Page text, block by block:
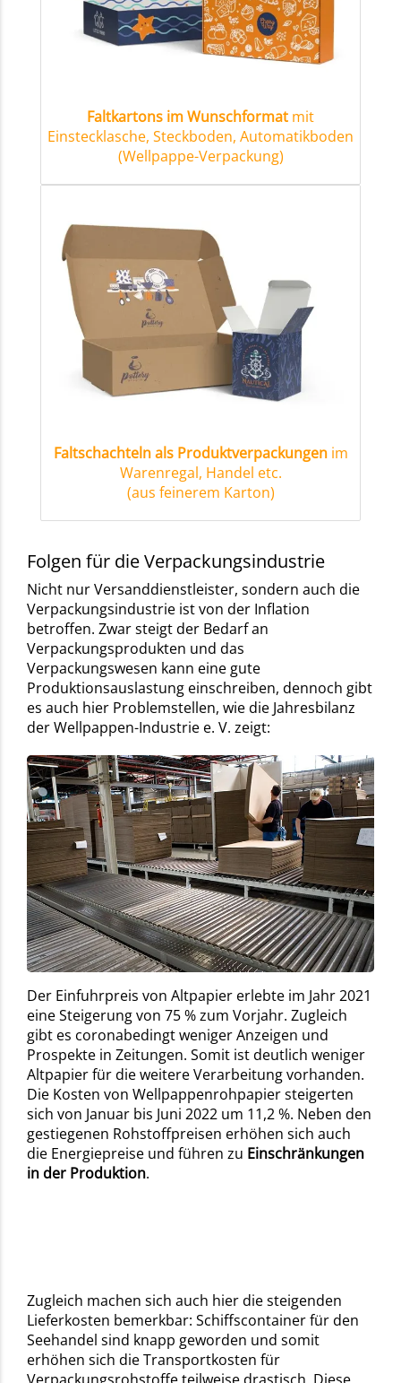
Faltkartons im Wunschformat mit
Einstecklasche, Steckboden, Automatikboden
(Wellpappe-Verpackung)
Faltschachteln als Produktverpackungenim
Warenregal, Handel etc.
(aus feinerem Karton)
Folgen für die Verpackungsindustrie
Nicht nur Versanddienstleister, sondern auch die
Verpackungsindustrie ist von der Inflation
betroffen. Zwar steigt der Bedarf an
Verpackungsprodukten und das
Verpackungswesen kann eine gute
Produktionsauslastung einschreiben, dennoch gibt
es auch hier Problemstellen, wie die Jahresbilanz
der Wellpappen-Industrie e. V. zeigt:
Der Einfuhrpreis von Altpapier erlebte im Jahr 2021
eine Steigerung von 75 % zum Vorjahr. Zugleich
gibt es coronabedingt weniger Anzeigen und
Prospekte in Zeitungen. Somit ist deutlich weniger
Altpapier für die weitere Verarbeitung vorhanden.
Die Kosten von Wellpappenrohpapier steigerten
sich von Januar bis Juni 2022 um 11,2 %. Neben den
gestiegenen Rohstoffpreisen erhöhen sich auch
die Energiepreise und führen zu Einschränkungen
in der Produktion.
Zugleich machen sich auch hier die steigenden
Lieferkosten bemerkbar: Schiffscontainer für den
Seehandel sind knapp geworden und somit
erhöhen sich die Transportkosten für